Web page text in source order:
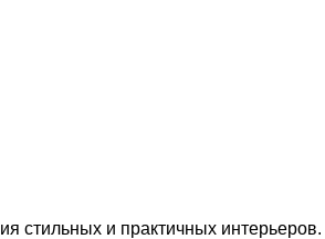
стильных и практичных интерьеров.